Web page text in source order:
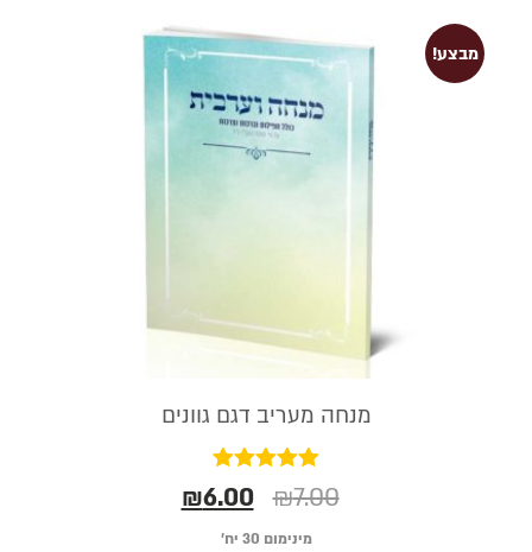
מבצע!
מנחה מעריב דגם גוונים
דורג
5.00₪7.00
₪6.00
מינימום 30 יח׳